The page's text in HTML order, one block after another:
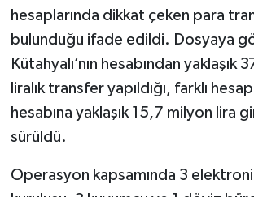
hesaplarında dikkat çeken para
bulunduğu ifade edildi. Dosyaya
Kütahyalı’nın hesabından yaklaşık
liralık transfer yapıldığı, farklı
hesabına yaklaşık 15,7 milyon lira
sürüldü.
Operasyon kapsamında 3